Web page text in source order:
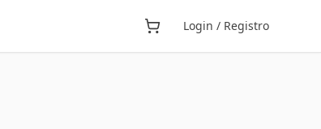
Login / Registro